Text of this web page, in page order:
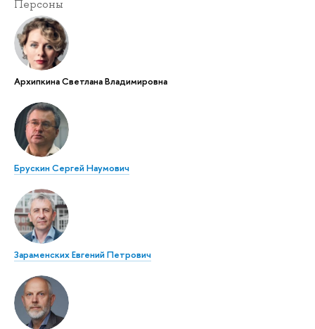
Персоны
Архипкина Светлана Владимировна
Брускин Сергей Наумович
Зараменских Евгений Петрович